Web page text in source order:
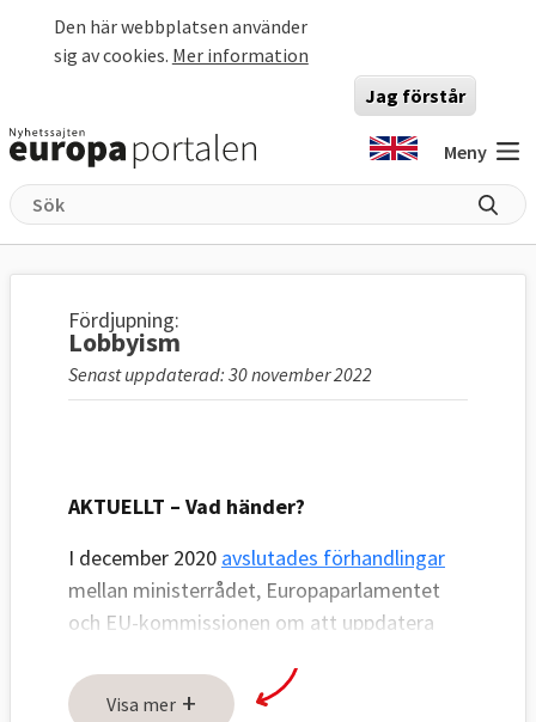
Den här webbplatsen använder
sig av cookies. Mer information
Jag förstår
Meny
Fördjupning:
Lobbyism
Senast uppdaterad: 30 november 2022
AKTUELLT – Vad händer?
I december 2020 avslutades förhandlingar
mellan ministerrådet, Europaparlamentet
och EU-kommissionen om att uppdatera
Närmast ska uppgörelsen godkännas.
Visa mer +